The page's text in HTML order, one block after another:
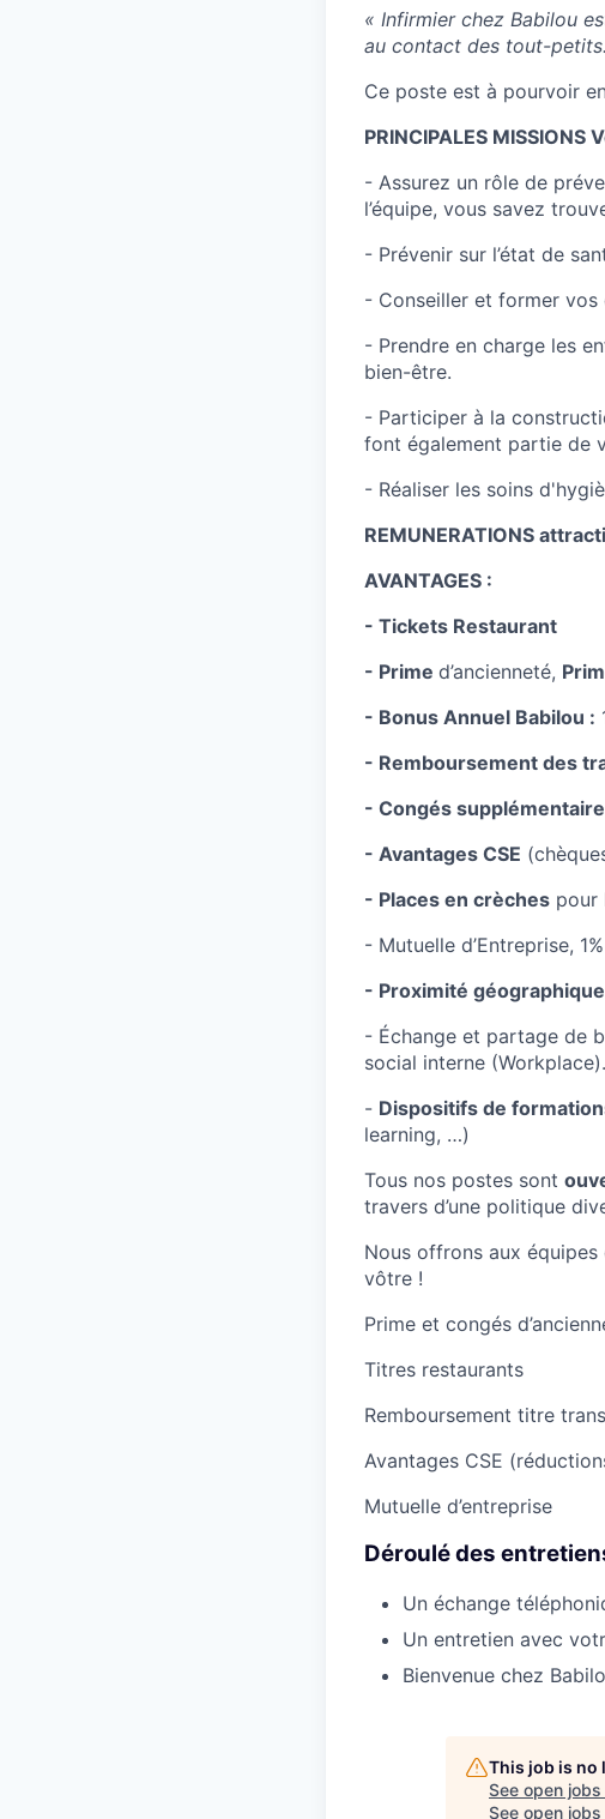
« Infirmier chez Babilou
au contact des tout-
Ce poste est à pourvoir
PRINCIPALES
- Assurez un rôle de
l’équipe, vous savez
- Prévenir sur l’état de
- Conseiller et former vos
- Prendre en charge les
bien-être.
- Participer à la
font également partie de
- Réaliser les soins
REMUNERATIONS
AVANTAGES :
- Tickets Restaurant
- Prime d’ancienneté,
- Bonus Annuel Babilou :
- Remboursement des
- Congés
- Avantages CSE
- Places en crèches pour
- Mutuelle d’Entreprise,
- Proximité géographique
- Échange et partage de
social interne (Workplace).
- Dispositifs de
learning, …)
Tous nos postes sont
travers d’une politique
Nous offrons aux
vôtre !
Prime et congés
Titres restaurants
Remboursement titre
Avantages CSE
Mutuelle d’entreprise
Déroulé des
Un échange
Un entretien avec
Bienvenue chez
This job is no
See open
See open